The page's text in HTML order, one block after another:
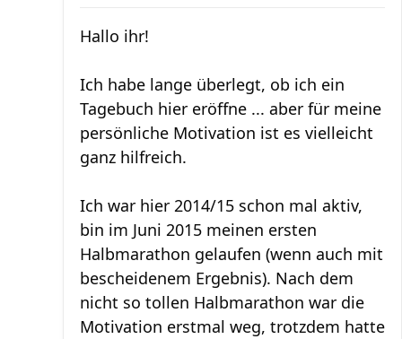
Hallo ihr!
Ich habe lange überlegt, ob ich ein
Tagebuch hier eröffne ... aber für meine
persönliche Motivation ist es vielleicht
ganz hilfreich.
Ich war hier 2014/15 schon mal aktiv,
bin im Juni 2015 meinen ersten
Halbmarathon gelaufen (wenn auch mit
bescheidenem Ergebnis). Nach dem
nicht so tollen Halbmarathon war die
Motivation erstmal weg, trotzdem hatte